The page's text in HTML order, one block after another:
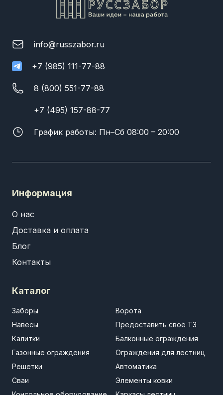
info@russzabor.ru
+7 (985) 111-77-88
8 (800) 551-77-88
+7 (495) 157-88-77
График работы: Пн–Сб 08:00 – 20:00
Информация
О нас
Доставка и оплата
Блог
Контакты
Каталог
Заборы
Ворота
Навесы
Предоставить своё ТЗ
Калитки
Балконные ограждения
Газонные ограждения
Ограждения для лестниц
Решетки
Автоматика
Сваи
Элементы ковки